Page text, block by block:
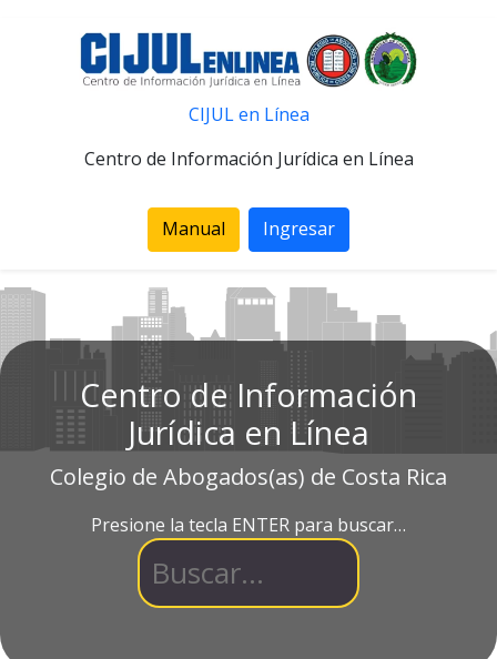
CIJUL en Línea
Centro de Información Jurídica en Línea
Manual Ingresar
Centro de Información
Jurídica en Línea
Colegio de Abogados(as) de Costa Rica
Presione la tecla ENTER para buscar…